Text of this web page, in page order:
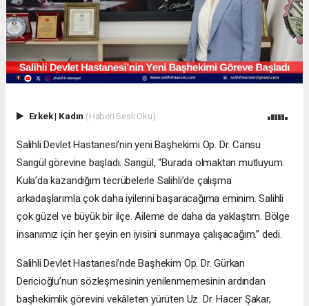
Erkek| Kadın (Haberi Sesli Oku)
Salihli Devlet Hastanesi’nin yeni Başhekimi Op. Dr. Cansu
Sarıgül görevine başladı. Sarıgül, “Burada olmaktan mutluyum.
Kula’da kazandığım tecrübelerle Salihli’de çalışma
arkadaşlarımla çok daha iyilerini başaracağıma eminim. Salihli
çok güzel ve büyük bir ilçe. Aileme de daha da yaklaştım. Bölge
insanımız için her şeyin en iyisini sunmaya çalışacağım.” dedi.
Salihli Devlet Hastanesi’nde Başhekim Op. Dr. Gürkan
Dericioğlu’nun sözleşmesinin yenilenmemesinin ardından
başhekimlik görevini vekâleten yürüten Uz. Dr. Hacer Şakar,